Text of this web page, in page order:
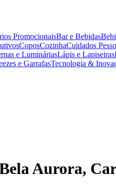
PromocionaisBar e Bebidas
CoposCozinhaCuidados
e LumináriasLápis e Lapiseiras
e GarrafasTecnologia &
Aurora,